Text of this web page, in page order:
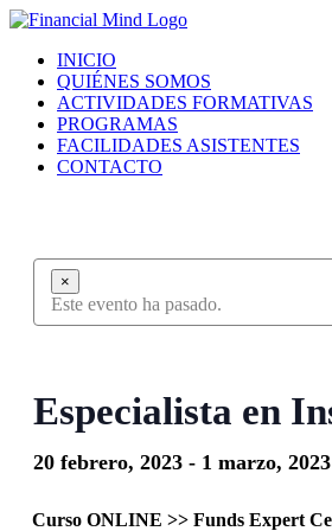
Saltar
contenidoINICIO
QUIÉNES SOMOS
ACTIVIDADES FORMATIVAS
PROGRAMAS
FACILIDADES ASISTENTES
CONTACTO
×
Este evento ha pasado.
Especialista en
20 febrero, 2023 - 1 marzo, 2023
Curso ONLINE >>Funds Expert